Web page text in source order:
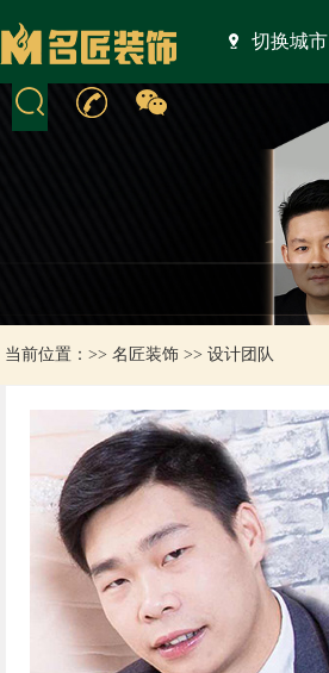
切换城市
当前位置：>> 名匠装饰>> 设计团队